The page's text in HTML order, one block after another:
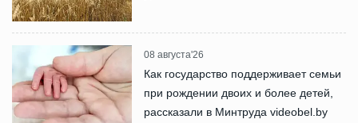
08 августа'26
Как государство поддерживает семьи
при рождении двоих и более детей,
рассказали в Минтруда videobel.by